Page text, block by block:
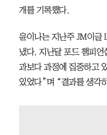
개를 기록했다.
윤이나는 지난주 JM이글
냈다. 지난달 포드 챔피언
과보다 과정에 집중하고
있었다”며 “결과를 생각